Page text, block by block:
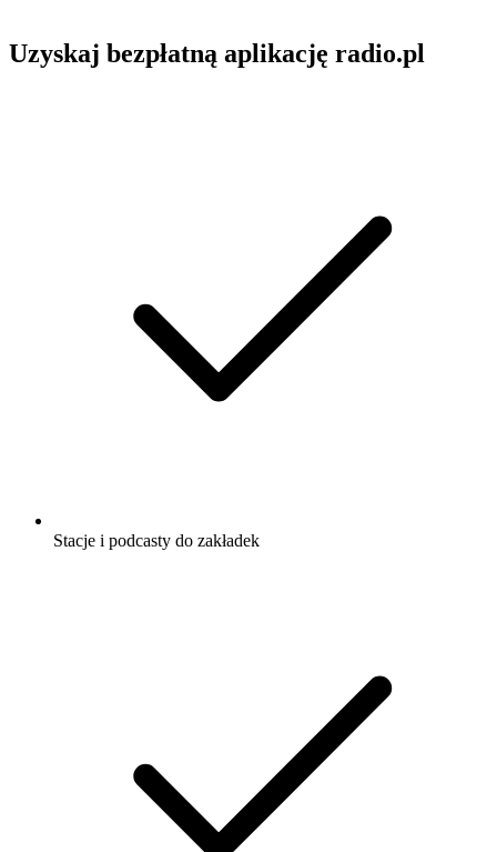
Uzyskaj bezpłatną aplikację radio.pl
Stacje i podcasty do zakładek